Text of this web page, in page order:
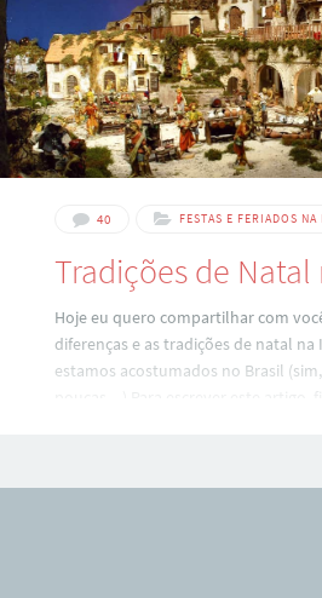
40 FESTAS E FERIADOS
Tradições de Natal
Hoje eu quero compartilhar com
diferenças e as tradições de natal
estamos acostumados no Brasil